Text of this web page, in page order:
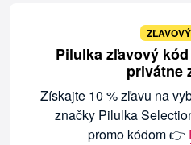
Pilulka zľavový
privátne
Získajte 10 % zľavu na
značky Pilulka
promo kódom 👉